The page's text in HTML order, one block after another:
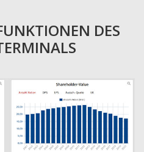
DES